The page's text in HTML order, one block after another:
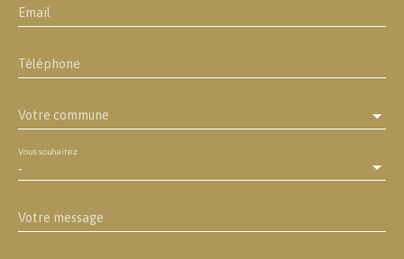
Email
Téléphone
Votre commune
-
Vous souhaitez
Votre message